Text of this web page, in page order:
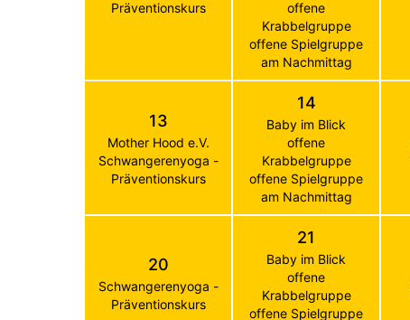
Präventionskurs
offene
Krabbelgruppe
offene Spielgruppe
am Nachmittag
13
Mother Hood e.V.
Schwangerenyoga -
Präventionskurs
14
Baby im Blick
offene
Krabbelgruppe
offene Spielgruppe
am Nachmittag
20
Schwangerenyoga -
Präventionskurs
21
Baby im Blick
offene
Krabbelgruppe
offene Spielgruppe